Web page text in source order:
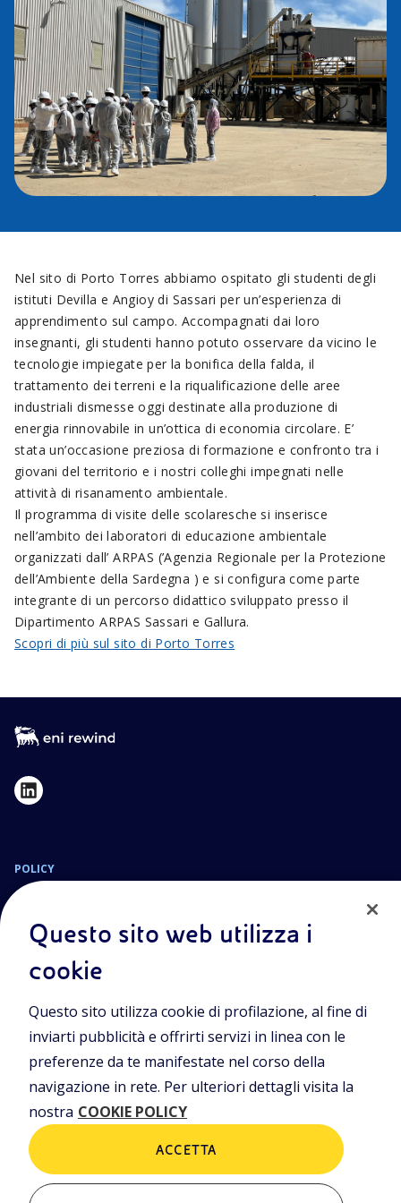
Nel sito di Porto Torres abbiamo ospitato gli studenti degli
istituti Devilla e Angioy di Sassari per un’esperienza di
apprendimento sul campo. Accompagnati dai loro
insegnanti, gli studenti hanno potuto osservare da vicino le
tecnologie impiegate per la bonifica della falda, il
trattamento dei terreni e la riqualificazione delle aree
industriali dismesse oggi destinate alla produzione di
energia rinnovabile in un’ottica di economia circolare. E’
stata un’occasione preziosa di formazione e confronto tra i
giovani del territorio e i nostri colleghi impegnati nelle
attività di risanamento ambientale.
Il programma di visite delle scolaresche si inserisce
nell’ambito dei laboratori di educazione ambientale
organizzati dall’ ARPAS (’Agenzia Regionale per la Protezione
dell’Ambiente della Sardegna ) e si configura come parte
integrante di un percorso didattico sviluppato presso il
Dipartimento ARPAS Sassari e Gallura.
Scopri di più sul sito di Porto Torres
POLICY
Cookie Policy
Sede Legale
Viale Alcide de Gasperi, 2, 20097 San Donato Milanese (MI)
Capitale sociale deliberato il 15/09/2023
€ 101.755.495,30 i.v.
C. Fiscale e numero d’iscrizione Registro Imprese di Milano-
Monza-Brianza-Lodi n.
09702540155
Questo sito web utilizza i
cookie
Questo sito utilizza cookie di profilazione, al fine di
inviarti pubblicità e offrirti servizi in linea con le
preferenze da te manifestate nel corso della
navigazione in rete. Per ulteriori dettagli visita la
nostra COOKIE POLICY
ACCETTA